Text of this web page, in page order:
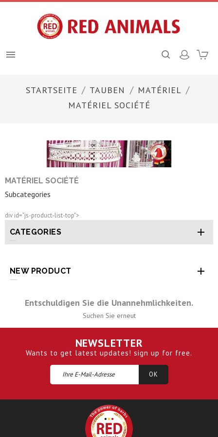

STARTSEITE TAUBEN
MATÉRIEL
MATÉRIEL SOCIÉTÉ
MATÉRIEL SOCIÉTÉ
Subcategories
div id="js-product-list-top">
CATEGORIES 
NEW PRODUCT 
Entschuldigen Sie die Unannehmlichkeiten.
Suchen Sie erneut
NEWSLETTER
Wants to get latest updates! sign up for free.